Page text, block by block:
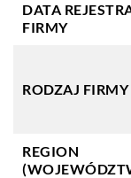
DATA
FIRMY
RODZAJ FIRMY
REGION